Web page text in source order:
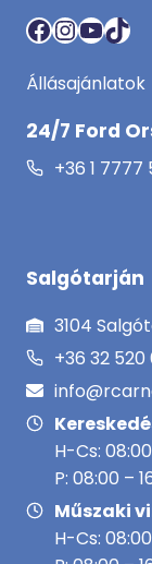
Facebook
Állásajánlatok
24/7 Ford
+36 1 7777
Salgótarján
3104
+36 32 520
H-Cs:
P: 08:00 –
Műszaki
H-Cs: